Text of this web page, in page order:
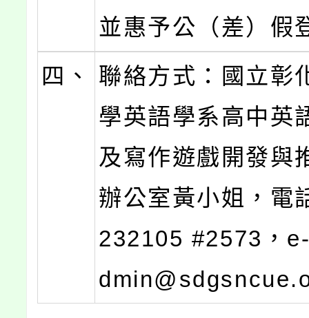
並惠予公（差）假
四、
聯絡方式：國立彰
學英語學系高中英
及寫作遊戲開發與
辦公室黃小姐，電
232105 #2573，